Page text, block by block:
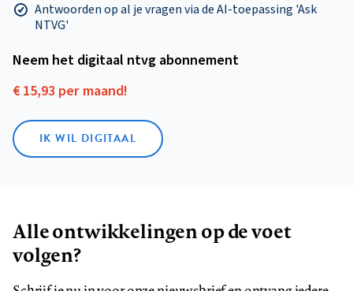
Antwoorden op al je vragen via de AI-toepassing 'Ask
NTVG'
Neem het digitaal ntvg abonnement
€ 15,93 per maand!
IK WIL DIGITAAL
Alle ontwikkelingen op de voet
volgen?